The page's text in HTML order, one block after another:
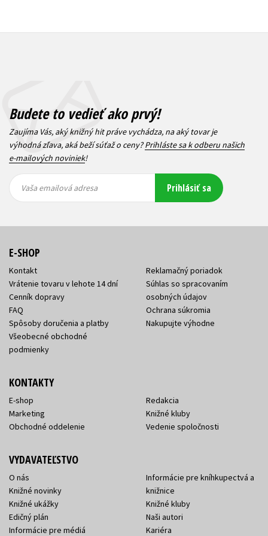
Budete to vedieť ako prvý!
Zaujíma Vás, aký knižný hit práve vychádza, na aký tovar je
výhodná zľava, aká beží súťaž o ceny?Prihláste sa k odberu našich
e-mailových noviniek!
emailová
emailová
Vaša emailová adresa Prihlásiť sa
E-SHOP
Kontakt
Vrátenie tovaru v lehote 14 dní
Cenník dopravy
FAQ
Spôsoby doručenia a platby
Všeobecné obchodné
podmienky
Reklamačný poriadok
Súhlas so spracovaním
osobných údajov
Ochrana súkromia
Nakupujte výhodne
KONTAKTY
E-shop
Marketing
Obchodné oddelenie
Redakcia
Knižné kluby
Vedenie spoločnosti
VYDAVATEĽSTVO
O nás
Knižné novinky
Knižné ukážky
Edičný plán
Informácie pre médiá
Informácie pre kníhkupectvá a
knižnice
Knižné kluby
Naši autori
Kariéra